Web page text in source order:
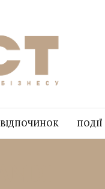
ВІДПОЧИНОК ПОДІЇ